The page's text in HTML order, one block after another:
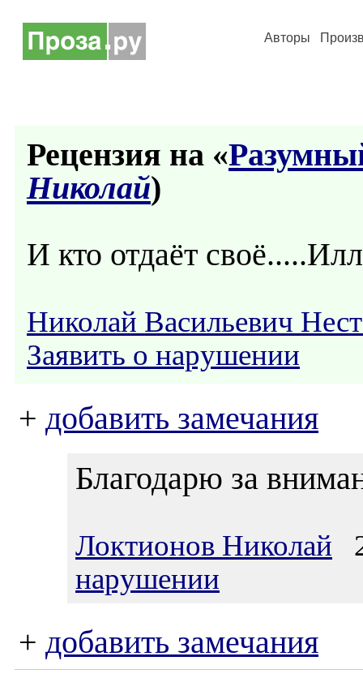
Авторы
Рецензия на «
Николай)
И кто отдаёт
Николай Васильевич
Заявить о нарушении
+ добавить замечания
Благодарю за
Локтионов Николай
нарушении
+ добавить замечания